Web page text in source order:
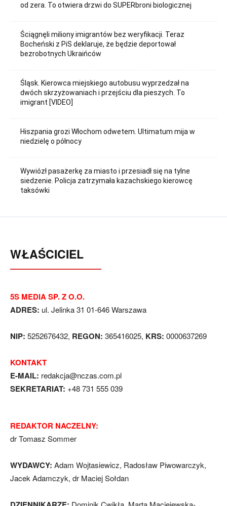
od zera. To otwiera drzwi do SUPERbroni biologicznej
Ściągnęli miliony imigrantów bez weryfikacji. Teraz
Bocheński z PiS deklaruje, że będzie deportował
bezrobotnych Ukraińców
Śląsk. Kierowca miejskiego autobusu wyprzedzał na
dwóch skrzyżowaniach i przejściu dla pieszych. To
imigrant [VIDEO]
Hiszpania grozi Włochom odwetem. Ultimatum mija w
niedzielę o północy
Wywiózł pasażerkę za miasto i przesiadł się na tylne
siedzenie. Policja zatrzymała kazachskiego kierowcę
taksówki
WŁAŚCICIEL
5S MEDIA SP. Z O.O.
ADRES: ul. Jelinka 31 01-646 Warszawa
NIP: 5252676432, REGON: 365416025, KRS: 0000637269
KONTAKT
E-MAIL: redakcja@nczas.com.pl
SEKRETARIAT: +48 731 555 039
REDAKTOR NACZELNY:
dr Tomasz Sommer
WYDAWCY: Adam Wojtasiewicz, Radosław Piwowarczyk,
Jacek Adamczyk, dr Maciej Sołdan